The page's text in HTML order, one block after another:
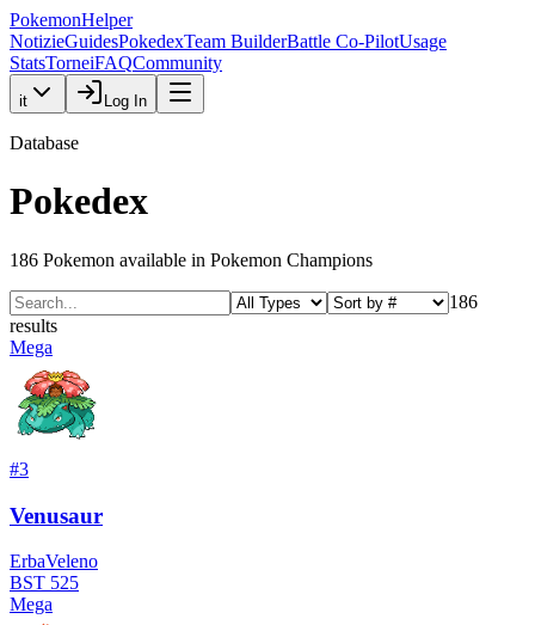
PokemonHelper
NotizieGuidesPokedexTeam BuilderBattle Co-PilotUsage
StatsTorneiFAQCommunity
it Log In
Database
Pokedex
186 Pokemon available in Pokemon Champions
186
results
Mega
#3
Venusaur
ErbaVeleno
BST 525
Mega